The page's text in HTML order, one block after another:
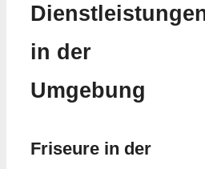
in der
Umgebung
Friseure in der